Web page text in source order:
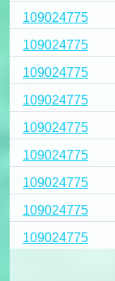
109024775
109024775
109024775
109024775
109024775
109024775
109024775
109024775
109024775